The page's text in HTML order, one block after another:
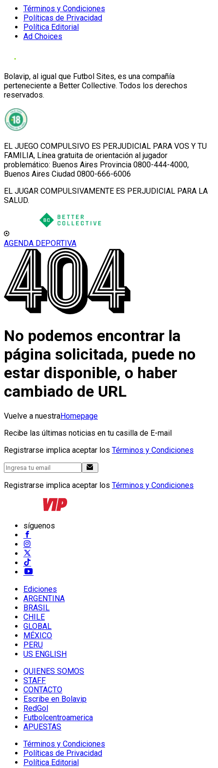
Términos y Condiciones
Políticas de Privacidad
Política Editorial
Ad Choices
Bolavip, al igual que Futbol Sites, es una compañía
perteneciente a Better Collective. Todos los derechos
reservados.
EL JUEGO COMPULSIVO ES PERJUDICIAL PARA VOS Y TU
FAMILIA, Línea gratuita de orientación al jugador
problemático: Buenos Aires Provincia 0800-444-4000,
Buenos Aires Ciudad 0800-666-6006
EL JUGAR COMPULSIVAMENTE ES PERJUDICIAL PARA LA
SALUD.
AGENDA DEPORTIVA
No podemos encontrar la
página solicitada, puede no
estar disponible, o haber
cambiado de URL
Vuelve a nuestraHomepage
Recibe las últimas noticias en tu casilla de E-mail
Registrarse implica aceptar los Términos y Condiciones
Registrarse implica aceptar los Términos y Condiciones
síguenos
Ediciones
ARGENTINA
BRASIL
CHILE
GLOBAL
MÉXICO
PERU
US ENGLISH
QUIENES SOMOS
STAFF
CONTACTO
Escribe en Bolavip
RedGol
Futbolcentroamerica
APUESTAS
Términos y Condiciones
Políticas de Privacidad
Política Editorial